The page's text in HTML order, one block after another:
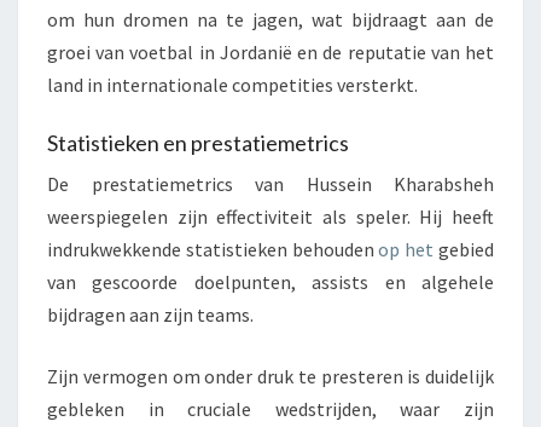
om hun dromen na te jagen, wat bijdraagt aan de
groei van voetbal in Jordanië en de reputatie van het
land in internationale competities versterkt.
Statistieken en prestatiemetrics
De prestatiemetrics van Hussein Kharabsheh
weerspiegelen zijn effectiviteit als speler. Hij heeft
indrukwekkende statistieken behoudenop het gebied
van gescoorde doelpunten, assists en algehele
bijdragen aan zijn teams.
Zijn vermogen om onder druk te presteren is duidelijk
gebleken in cruciale wedstrijden, waar zijn